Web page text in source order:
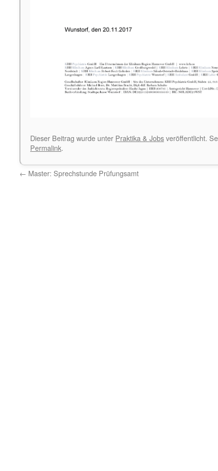
Dieser Beitrag wurde unter Praktika & Jobsveröffentlicht.
Permalink.
← Master: Sprechstunde Prüfungsamt